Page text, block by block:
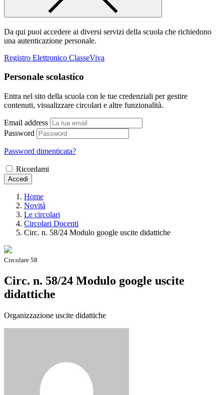
Da qui puoi accedere ai diversi servizi della scuola che richiedono
una autenticazione personale.
Registro Elettronico ClasseViva
Personale scolastico
Entra nel sito della scuola con le tue credenziali per gestire
contenuti, visualizzare circolari e altre funzionalità.
Email address
Password
Password dimenticata?
Ricordami
Accedi
Home
Novità
Le circolari
Circolari Docenti
Circ. n. 58/24 Modulo google uscite didattiche
Circolare 58
Circ. n. 58/24 Modulo google uscite
didattiche
Organizzazione uscite didattiche